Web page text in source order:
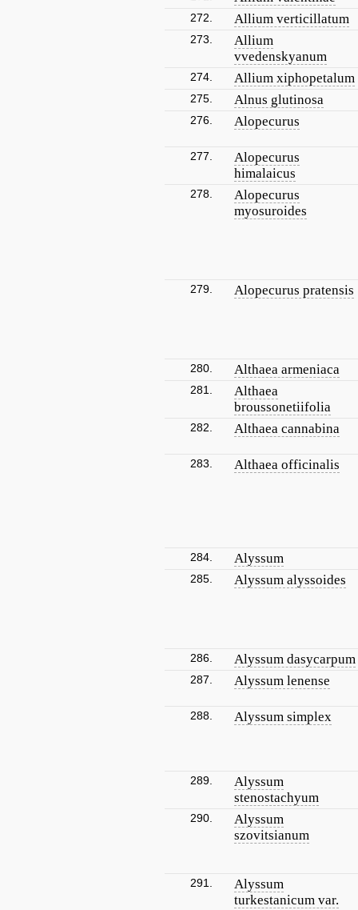
272. Allium verticillatum
273.
Allium
vvedenskyanum
274. Allium xiphopetalum
275. Alnus glutinosa
276. Alopecurus
277.
Alopecurus
himalaicus
278.
Alopecurus
myosuroides
279. Alopecurus pratensis
280. Althaea armeniaca
281.
Althaea
broussonetiifolia
282. Althaea cannabina
283. Althaea officinalis
284. Alyssum
285. Alyssum alyssoides
286. Alyssum dasycarpum
287. Alyssum lenense
288. Alyssum simplex
289.
Alyssum
stenostachyum
290.
Alyssum
szovitsianum
291.
Alyssum
turkestanicum var.